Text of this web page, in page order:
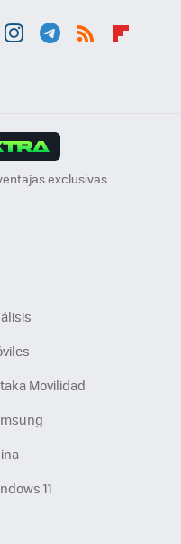
exclusivas
Movilidad
11